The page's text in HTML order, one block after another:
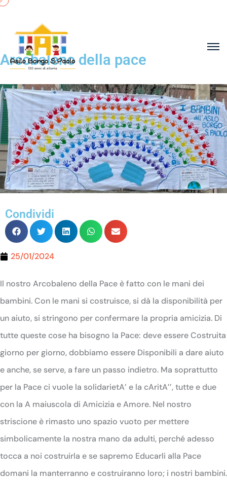
Arcobaleno della pace
Condividi
25/01/2024
Il nostro Arcobaleno della Pace è fatto con le mani dei
bambini. Con le mani si costruisce, si dà la disponibilità per
un aiuto, si stringono per confermare la propria amicizia. Di
tutte queste cose ha bisogno la Pace: deve essere Costruita
giorno per giorno, dobbiamo essere Disponibili a dare aiuto
e anche, se serve, a fare un passo indietro. Ma soprattutto
per la Pace ci vuole la solidarietA’ e la cAritA’’, tutte e due
con la A maiuscola di Amicizia e Amore. Nel nostro
striscione è rimasto uno spazio vuoto per mettere
simbolicamente la nostra mano da adulti, perché adesso
tocca a noi costruirla e se sapremo Educarli alla Pace
domani la manterranno e costruiranno loro; i nostri bambini.